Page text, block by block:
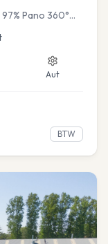
Pano 360°
Aut
BTW